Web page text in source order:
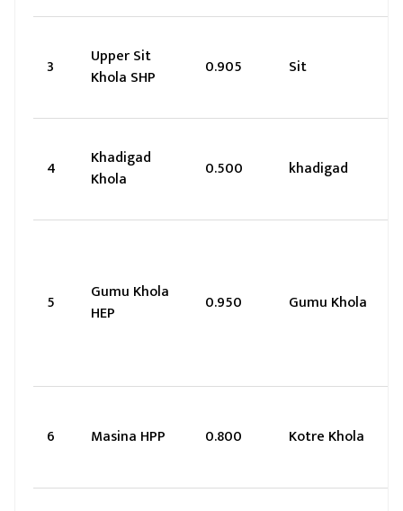
3
Upper Sit
Khola SHP
0.905 Sit
4
Khadigad
Khola
0.500 khadigad
5
Gumu Khola
HEP
0.950 Gumu Khola
6 Masina HPP 0.800 Kotre Khola